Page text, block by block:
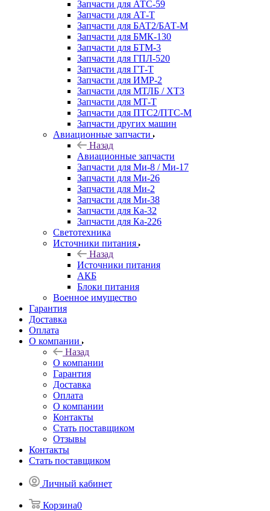
Запчасти для АТС-59
Запчасти для АТ-Т
Запчасти для БАТ2/БАТ-М
Запчасти для БМК-130
Запчасти для БТМ-3
Запчасти для ГПЛ-520
Запчасти для ГТ-Т
Запчасти для ИМР-2
Запчасти для МТЛБ / ХТЗ
Запчасти для МТ-Т
Запчасти для ПТС2/ПТС-М
Запчасти других машин
Авиационные запчасти
Назад
Авиационные запчасти
Запчасти для Ми-8 / Ми-17
Запчасти для Ми-26
Запчасти для Ми-2
Запчасти для Ми-38
Запчасти для Ка-32
Запчасти для Ка-226
Светотехника
Источники питания
Назад
Источники питания
АКБ
Блоки питания
Военное имущество
Гарантия
Доставка
Оплата
О компании
Назад
О компании
Гарантия
Доставка
Оплата
О компании
Контакты
Стать поставщиком
Отзывы
Контакты
Стать поставщиком
Личный кабинет
Корзина0